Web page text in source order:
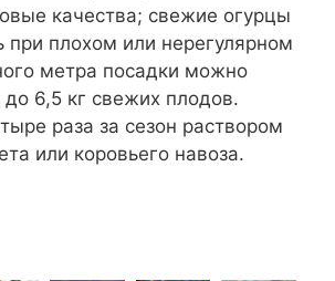
качества; свежие огурцы
при плохом или нерегулярном
метра посадки можно
до 6,5 кг свежих плодов.
раза за сезон раствором
или коровьего навоза.